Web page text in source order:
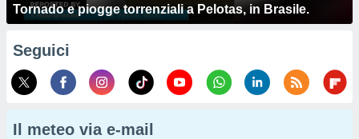
Tornado e piogge torrenziali a Pelotas, in Brasile.
Seguici
Il meteo via e-mail